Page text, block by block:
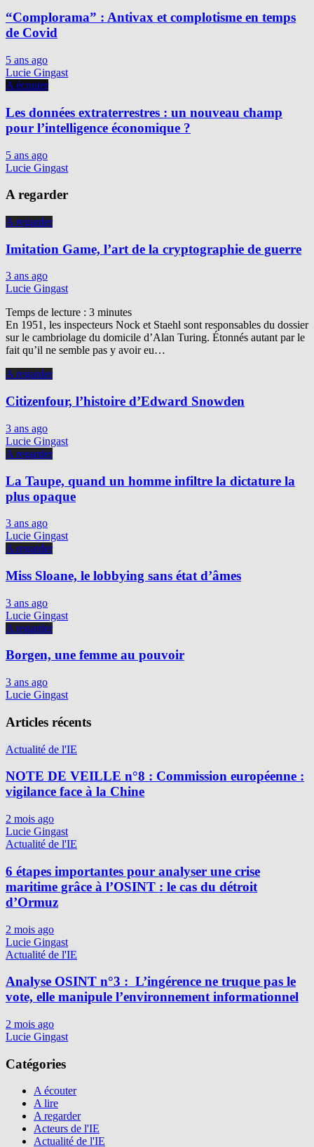
“Complorama” : Antivax et complotisme en temps
de Covid
5 ans ago
Lucie Gingast
A écouter
Les données extraterrestres : un nouveau champ
pour l’intelligence économique ?
5 ans ago
Lucie Gingast
A regarder
A regarder
Imitation Game, l’art de la cryptographie de guerre
3 ans ago
Lucie Gingast
Temps de lecture : 3 minutes
En 1951, les inspecteurs Nock et Staehl sont responsables du dossier
sur le cambriolage du domicile d’Alan Turing. Étonnés autant par le
fait qu’il ne semble pas y avoir eu…
A regarder
Citizenfour, l’histoire d’Edward Snowden
3 ans ago
Lucie Gingast
A regarder
La Taupe, quand un homme infiltre la dictature la
plus opaque
3 ans ago
Lucie Gingast
A regarder
Miss Sloane, le lobbying sans état d’âmes
3 ans ago
Lucie Gingast
A regarder
Borgen, une femme au pouvoir
3 ans ago
Lucie Gingast
Articles récents
Actualité de l'IE
NOTE DE VEILLE n°8 : Commission européenne :
vigilance face à la Chine
2 mois ago
Lucie Gingast
Actualité de l'IE
6 étapes importantes pour analyser une crise
maritime grâce à l’OSINT : le cas du détroit
d’Ormuz
2 mois ago
Lucie Gingast
Actualité de l'IE
Analyse OSINT n°3 : L’ingérence ne truque pas le
vote, elle manipule l’environnement informationnel
2 mois ago
Lucie Gingast
Catégories
A écouter
A lire
A regarder
Acteurs de l'IE
Actualité de l'IE